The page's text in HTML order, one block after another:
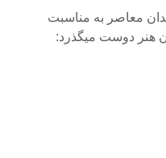
معاصر به مناسبت
هنر دوست میگذرد: